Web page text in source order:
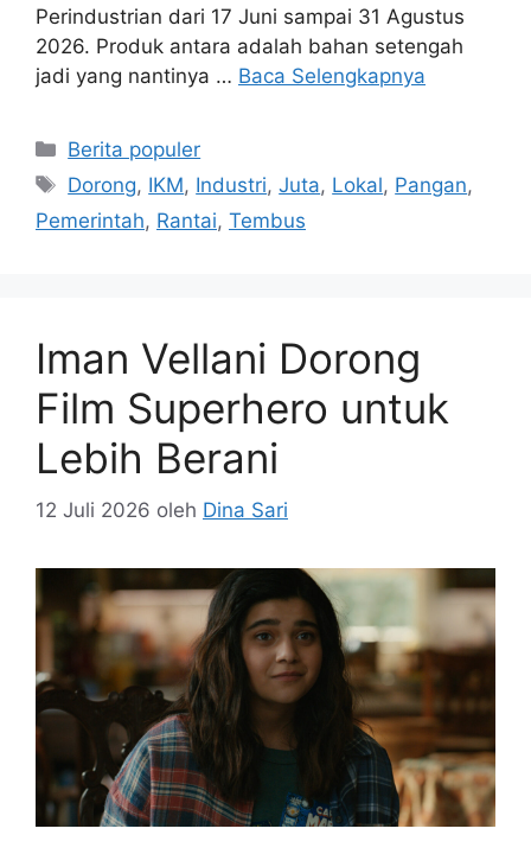
Perindustrian dari 17 Juni sampai 31 Agustus
2026. Produk antara adalah bahan setengah
jadi yang nantinya … Baca Selengkapnya
Kategori
Berita populer
Tag
Dorong, IKM, Industri,Juta, Lokal, Pangan,
Pemerintah, Rantai, Tembus
Iman Vellani Dorong
Film Superhero untuk
Lebih Berani
12 Juli 2026 oleh Dina Sari